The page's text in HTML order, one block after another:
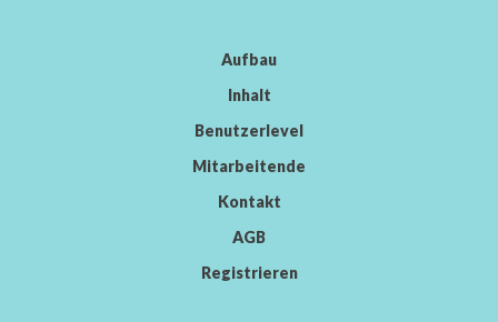
Aufbau
Inhalt
Benutzerlevel
Mitarbeitende
Kontakt
AGB
Registrieren